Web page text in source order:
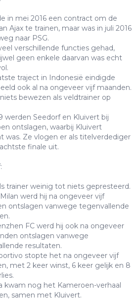
in mei 2016 een contract om de
Ajax te trainen, maar was in juli 2016
naar PSG.
verschillende functies gehad,
geen enkele daarvan was echt
traject in Indonesië eindigde
ook al na ongeveer vijf maanden.
bewezen als veldtrainer op
werden Seedorf en Kluivert bij
ontslagen, waarbij Kluivert
was. Ze vlogen er als titelverdediger
finale uit.
trainer weinig tot niets gepresteerd.
werd hij na ongeveer vijf
ontslagen vanwege tegenvallende
FC werd hij ook na ongeveer
ontslagen vanwege
resultaten.
stopte het na ongeveer vijf
met 2 keer winst, 6 keer gelijk en 8
kwam nog het Kameroen-verhaal
samen met Kluivert.